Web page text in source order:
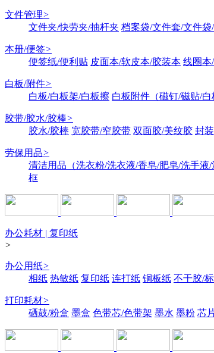
文件管理>
文件夹/快劳夹/抽杆夹 档案袋/文件套/文件袋
本册/便签>
便签纸/便利贴 皮面本/软皮本/胶装本 线圈本
白板/附件>
白板/白板架/白板擦 白板附件（磁钉/磁贴/白
胶带/胶水/胶棒>
胶水/胶棒 宽胶带/窄胶带 双面胶/美纹胶 封
劳保用品>
清洁用品（洗衣粉/洗衣液/香皂/肥皂/洗手液/
框
办公耗材 | 复印纸
>
办公用纸>
相纸 热敏纸 复印纸 连打纸 铜板纸 不干胶/
打印耗材>
硒鼓/粉盒 墨盒 色带芯/色带架 墨水 墨粉 芯